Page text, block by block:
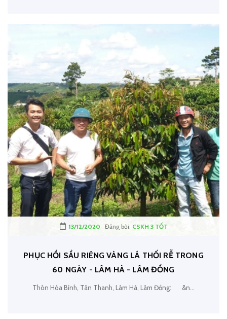
13/12/2020 Đăng bởi: CSKH 3 TỐT
PHỤC HỒI SẦU RIÊNG VÀNG LÁ THỐI RỄ TRONG
60 NGÀY - LÂM HÀ - LÂM ĐỒNG
Thôn Hòa Bình, Tân Thanh, Lâm Hà, Lâm Đồng: &n...